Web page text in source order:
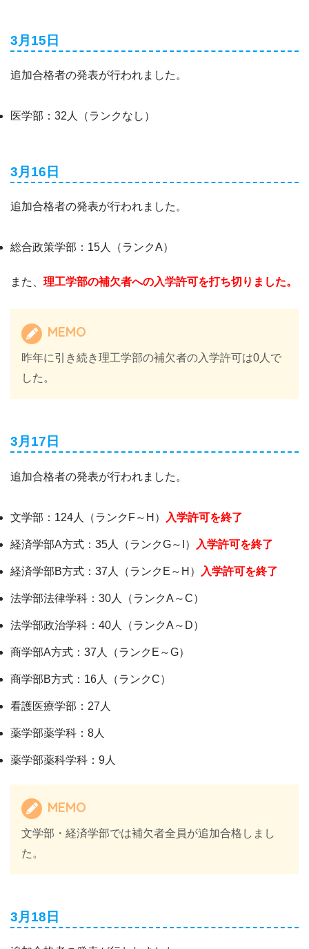
3月15日
追加合格者の発表が行われました。
医学部：32人（ランクなし）
3月16日
追加合格者の発表が行われました。
総合政策学部：15人（ランクA）
また、 理工学部の補欠者への入学許可を打ち切りました。
MEMO
昨年に引き続き理工学部の補欠者の入学許可は0人で
した。
3月17日
追加合格者の発表が行われました。
文学部：124人（ランクF～H） 入学許可を終了
経済学部A方式：35人（ランクG～I） 入学許可を終了
経済学部B方式：37人（ランクE～H） 入学許可を終了
法学部法律学科：30人（ランクA～C）
法学部政治学科：40人（ランクA～D）
商学部A方式：37人（ランクE～G）
商学部B方式：16人（ランクC）
看護医療学部：27人
薬学部薬学科：8人
薬学部薬科学科：9人
MEMO
文学部・経済学部では補欠者全員が追加合格しまし
た。
3月18日